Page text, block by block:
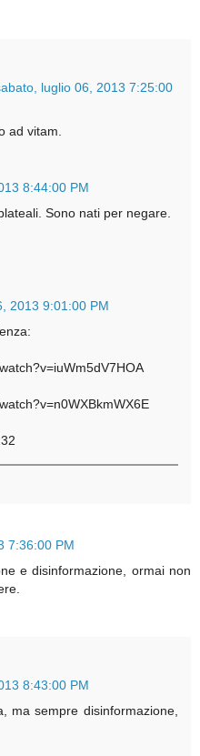
luglio 06, 2013 7:25:00
ad vitam.
8:44:00 PM
Sono nati per negare.
2013 9:01:00 PM
7:36:00 PM
e disinformazione, ormai non
8:43:00 PM
ma sempre disinformazione,